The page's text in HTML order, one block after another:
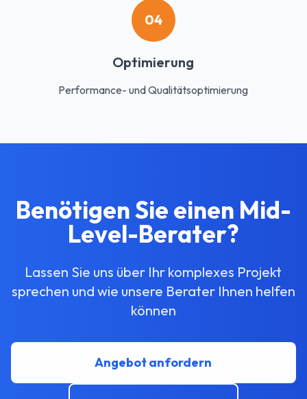
04
Optimierung
Performance- und Qualitätsoptimierung
Benötigen Sie einen Mid-
Level-Berater?
Lassen Sie uns über Ihr komplexes Projekt
sprechen und wie unsere Berater Ihnen helfen
können
Angebot anfordern